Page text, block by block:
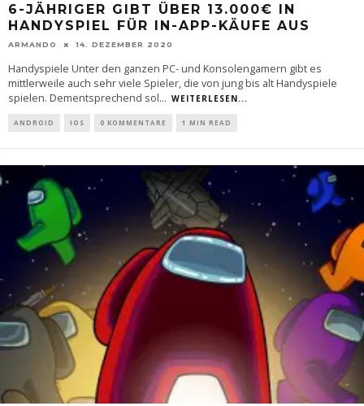
6-JÄHRIGER GIBT ÜBER 13.000€ IN
HANDYSPIEL FÜR IN-APP-KÄUFE AUS
ARMANDO 14. DEZEMBER 2020
Handyspiele Unter den ganzen PC- und Konsolengamern gibt es
mittlerweile auch sehr viele Spieler, die von jung bis alt Handyspiele
spielen. Dementsprechend sol... WEITERLESEN...
ANDROID IOS 0 KOMMENTARE 1 MIN READ